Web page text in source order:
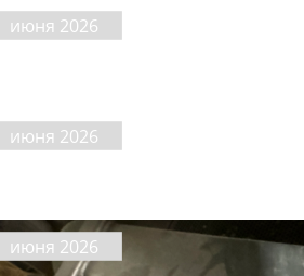
июня 2026
июня 2026
июня 2026